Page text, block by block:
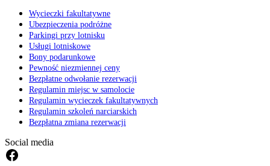
Wycieczki fakultatywne
Ubezpieczenia podróżne
Parkingi przy lotnisku
Usługi lotniskowe
Bony podarunkowe
Pewność niezmiennej ceny
Bezpłatne odwołanie rezerwacji
Regulamin miejsc w samolocie
Regulamin wycieczek fakultatywnych
Regulamin szkoleń narciarskich
Bezpłatna zmiana rezerwacji
Social media